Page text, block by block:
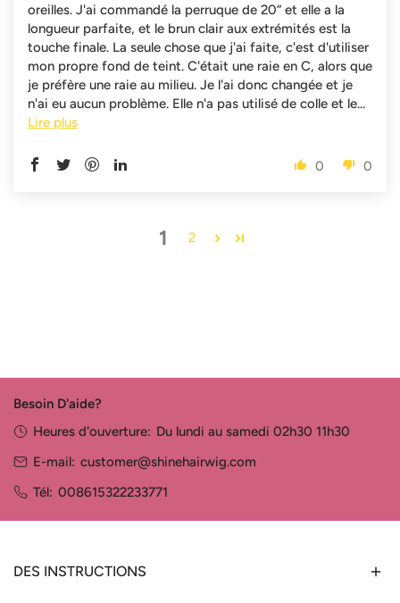
oreilles. J'ai commandé la perruque de 20“ et elle a la
longueur parfaite, et le brun clair aux extrémités est la
touche finale. La seule chose que j'ai faite, c'est d'utiliser
mon propre fond de teint. C'était une raie en C, alors que
je préfère une raie au milieu. Je l'ai donc changée et je
n'ai eu aucun problème. Elle n'a pas utilisé de colle et le...
Lire plus
0 0
1 2
Besoin D'aide?
Heures d'ouverture: Du lundi au samedi 02h30 11h30
E-mail: customer@shinehairwig.com
Tél: 008615322233771
DES INSTRUCTIONS